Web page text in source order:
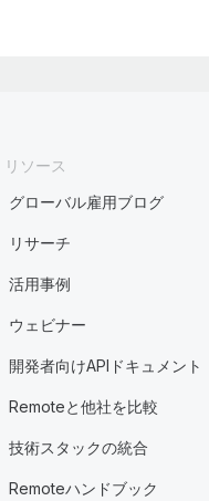
リソース
グローバル雇用ブログ
リサーチ
活用事例
ウェビナー
開発者向けAPIドキュメント
Remoteと他社を比較
技術スタックの統合
Remoteハンドブック